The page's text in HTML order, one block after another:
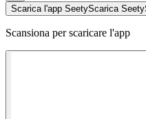
Scarica l'app SeetyScarica Seety
Scansiona per scaricare l'app